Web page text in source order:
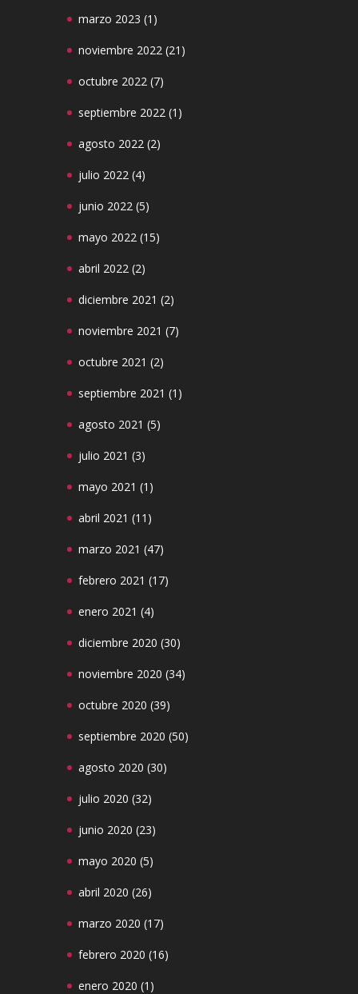
marzo 2023 (1)
noviembre 2022 (21)
octubre 2022 (7)
septiembre 2022 (1)
agosto 2022 (2)
julio 2022 (4)
junio 2022 (5)
mayo 2022 (15)
abril 2022 (2)
diciembre 2021 (2)
noviembre 2021 (7)
octubre 2021 (2)
septiembre 2021 (1)
agosto 2021 (5)
julio 2021 (3)
mayo 2021 (1)
abril 2021 (11)
marzo 2021 (47)
febrero 2021 (17)
enero 2021 (4)
diciembre 2020 (30)
noviembre 2020 (34)
octubre 2020 (39)
septiembre 2020 (50)
agosto 2020 (30)
julio 2020 (32)
junio 2020 (23)
mayo 2020 (5)
abril 2020 (26)
marzo 2020 (17)
febrero 2020 (16)
enero 2020 (1)